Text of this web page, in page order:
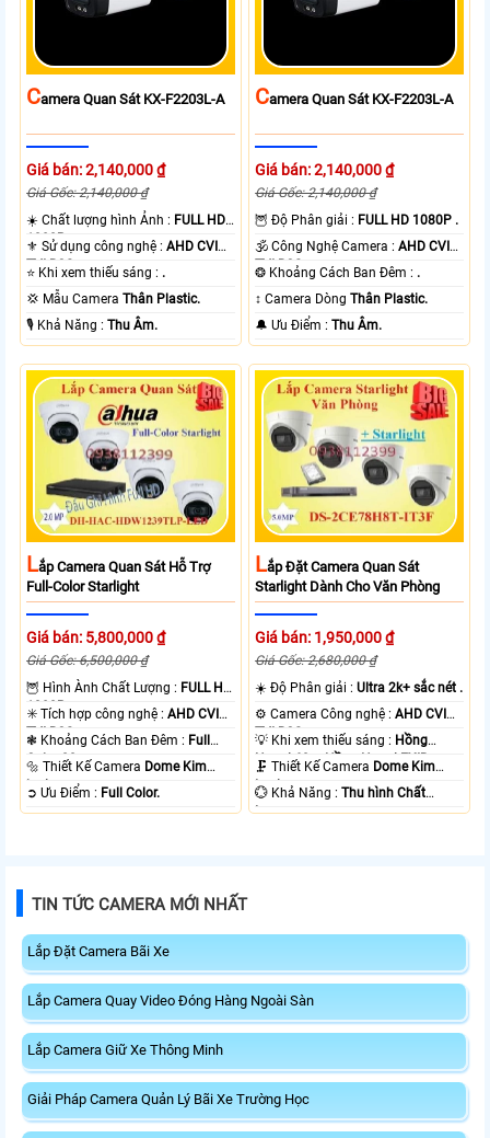
CAmera Quan Sát KX-F2203L-A
Giá bán: 2,140,000 ₫
Giá Gốc: 2,140,000 ₫
☀️ Chất lượng hình Ảnh : FULL HD
1080P .
⚜️ Sử dụng công nghệ :AHD CVI
TVI BCS.
⭐ Khi xem thiếu sáng : .
💢 Mẫu CameraThân Plastic.
️🎙 Khả Năng :Thu Âm.
CAmera Quan Sát KX-F2203L-A
Giá bán: 2,140,000 ₫
Giá Gốc: 2,140,000 ₫
🦉 Độ Phân giải : FULL HD 1080P .
🕉️ Công Nghệ Camera :AHD CVI
TVI BCS.
❂ Khoảng Cách Ban Đêm : .
↕️ Camera DòngThân Plastic.
️🔔 Ưu Điểm :Thu Âm.
LẮp Camera Quan Sát Hỗ Trợ
Full-Color Starlight
Giá bán: 5,800,000 ₫
Giá Gốc: 6,500,000 ₫
🦉 Hình Ành Chất Lượng : FULL HD
1080P .
✳️ Tích hợp công nghệ :AHD CVI
TVI BCS.
❃ Khoảng Cách Ban Đêm : Full
Color 20m .
🔩 Thiết Kế Camera Dome Kim
loại.
️➲ Ưu Điểm : Full Color.
LẮp Đặt Camera Quan Sát
Starlight Dành Cho Văn Phòng
Giá bán: 1,950,000 ₫
Giá Gốc: 2,680,000 ₫
☀️ Độ Phân giải :Ultra 2k+ sắc nét .
⚙ Camera Công nghệ :AHD CVI
TVI BCS.
💡 Khi xem thiếu sáng : Hồng
Ngoại 60m Hồng Ngoại EXIR.
🗜️ Thiết Kế Camera Dome Kim
Loại.
️💮 Khả Năng :Thu hình Chất
Lượng.
TIN TỨC CAMERA MỚI NHẤT
Lắp Đặt Camera Bãi Xe
Lắp Camera Quay Video Đóng Hàng Ngoài Sàn
Lắp Camera Giữ Xe Thông Minh
Giải Pháp Camera Quản Lý Bãi Xe Trường Học